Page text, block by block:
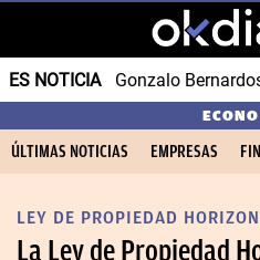
ES NOTICIA Gonzalo
ÚLTIMAS NOTICIAS EMPRESAS
LEY DE PROPIEDAD
La Ley de Propiedad